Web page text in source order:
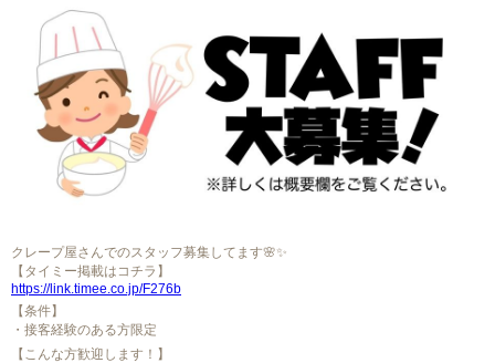
クレープ屋さんでのスタッフ募集してます🌸✨
【タイミー掲載はコチラ】
https://link.timee.co.jp/F276b
【条件】
・接客経験のある方限定
【こんな方歓迎します！】